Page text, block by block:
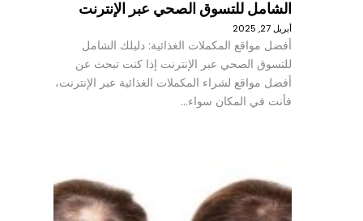
الشامل للتسوق الصحي عبر الإنترنت
أبريل 27, 2025
أفضل مواقع المكملات الغذائية: دليلك الشامل
للتسوق الصحي عبر الإنترنت إذا كنت تبحث عن
أفضل مواقع لشراء المكملات الغذائية عبر الإنترنت،
فأنت في المكان سواء…